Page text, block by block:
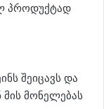
პროდუქტად
შეიცავს და
მონელებას